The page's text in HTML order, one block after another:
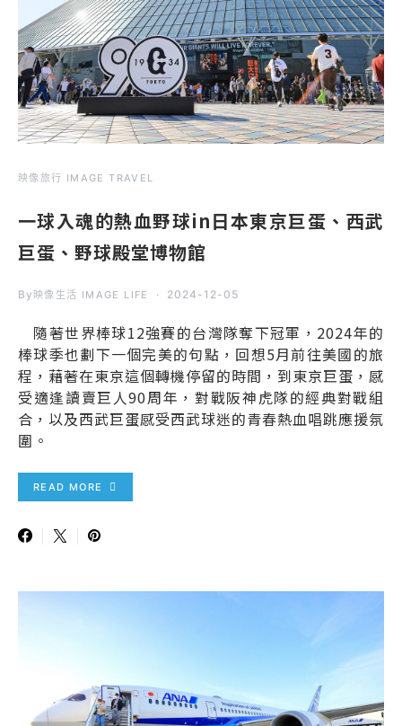
映像旅行 IMAGE TRAVEL
一球入魂的熱血野球in日本東京巨蛋、西武
巨蛋、野球殿堂博物館
By 映像生活 IMAGE LIFE 2024-12-05
隨著世界棒球12強賽的台灣隊奪下冠軍，2024年的
棒球季也劃下一個完美的句點，回想5月前往美國的旅
程，藉著在東京這個轉機停留的時間，到東京巨蛋，感
受適逢讀賣巨人90周年，對戰阪神虎隊的經典對戰組
合，以及西武巨蛋感受西武球迷的青春熱血唱跳應援氛
圍。
READ MORE